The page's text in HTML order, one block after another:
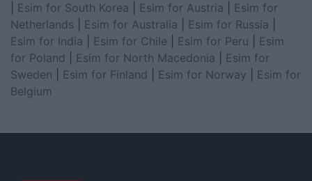
Esim for South Korea Esim for Austria
Esim for
Netherlands
Esim for Australia Esim for Russia
Esim for India
Esim for Chile Esim for Peru
Esim
for Poland
Esim for North Macedonia
Esim for
Sweden
Esim for Finland Esim for Norway
Esim for
Belgium